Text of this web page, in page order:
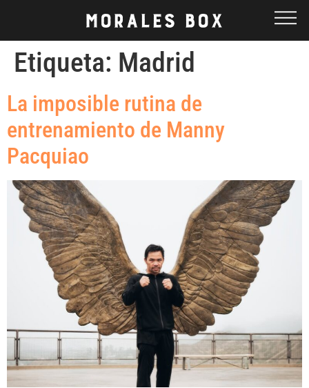
Etiqueta: Madrid
La imposible rutina de
entrenamiento de Manny
Pacquiao